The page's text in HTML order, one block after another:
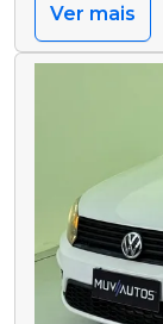
Ver mais